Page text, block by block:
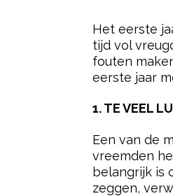
Het eerste
tijd vol
fouten
eerste jaar
1. TE VEEL
Een van de
vreemden
belangrijk is
zeggen,